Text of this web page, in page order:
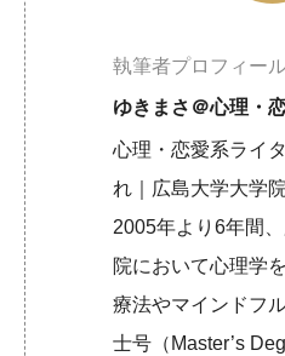
執筆者プロフィー
ゆきまさ＠心理・
心理・恋愛系ライ
れ｜広島大学大学
2005年より6年間
院において心理学
療法やマインドフ
士号（Master’s